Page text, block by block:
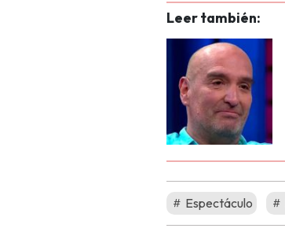
Leer también:
Espectáculo